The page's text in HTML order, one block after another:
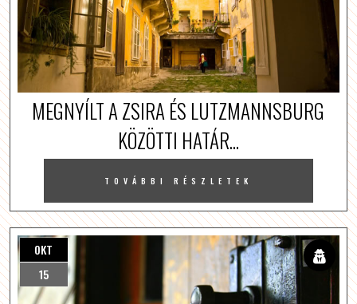
MEGNYÍLT A ZSIRA ÉS LUTZMANNSBURG
KÖZÖTTI HATÁR...
TOVÁBBI RÉSZLETEK
OKT
15